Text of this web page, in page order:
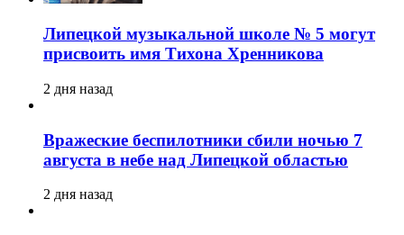
Липецкой музыкальной школе № 5 могут
присвоить имя Тихона Хренникова
2 дня назад
Вражеские беспилотники сбили ночью 7
августа в небе над Липецкой областью
2 дня назад